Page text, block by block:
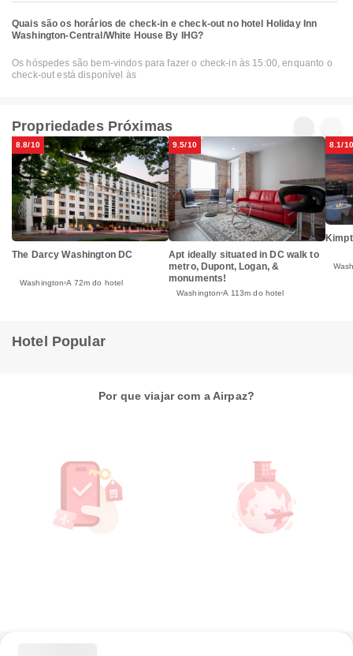
Quais são os horários de check-in e check-out no hotel Holiday Inn
Washington-Central/White House By IHG?
Os hóspedes são bem-vindos para fazer o check-in às 15:00, enquanto o
check-out está disponível às
Propriedades Próximas
8.8/10
The Darcy Washington DC
Washington A 72m do hotel
9.5/10
Apt ideally situated in DC walk to
metro, Dupont, Logan, &
monuments!
Washington A 113m do hotel
8.1/10
Hotel Popular
Por que viajar com a Airpaz?